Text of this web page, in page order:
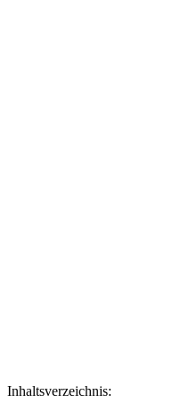
Inhaltsverzeichnis: